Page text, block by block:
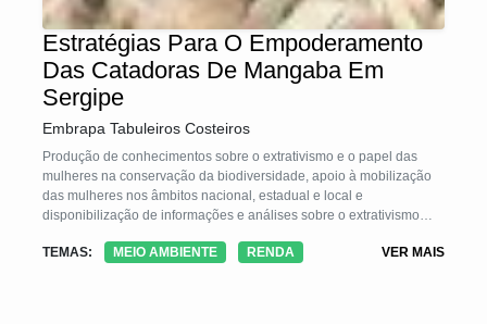
Estratégias Para O Empoderamento
Das Catadoras De Mangaba Em
Sergipe
Embrapa Tabuleiros Costeiros
Produção de conhecimentos sobre o extrativismo e o papel das
mulheres na conservação da biodiversidade, apoio à mobilização
das mulheres nos âmbitos nacional, estadual e local e
disponibilização de informações e análises sobre o extrativismo
TEMAS:
MEIO AMBIENTE RENDA VER MAIS